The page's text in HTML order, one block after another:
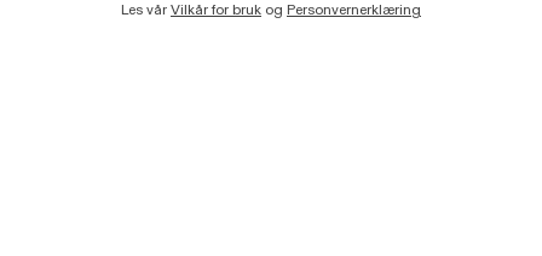
Les vår Vilkår for bruk og Personvernerklæring